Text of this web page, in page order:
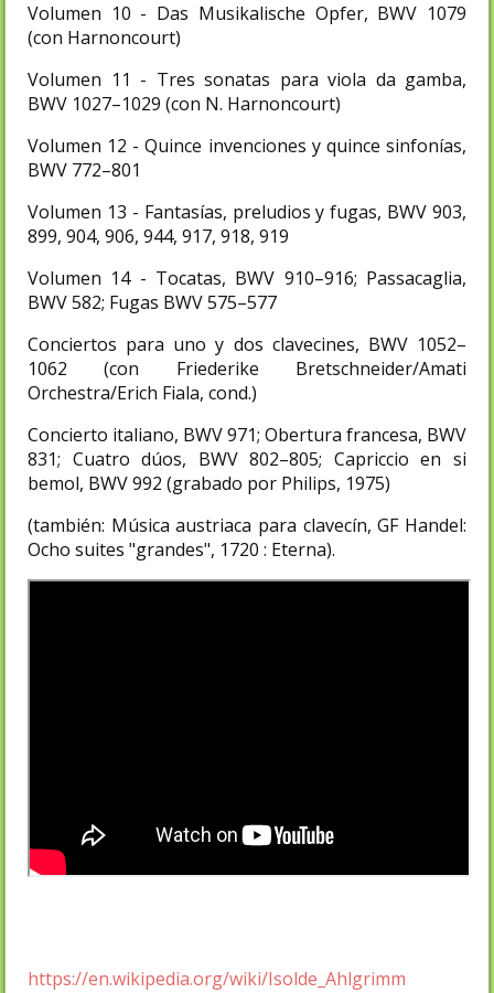
Volumen 10 - Das Musikalische Opfer, BWV 1079
(con Harnoncourt)
Volumen 11 - Tres sonatas para viola da gamba,
BWV 1027–1029 (con N. Harnoncourt)
Volumen 12 - Quince invenciones y quince sinfonías,
BWV 772–801
Volumen 13 - Fantasías, preludios y fugas, BWV 903,
899, 904, 906, 944, 917, 918, 919
Volumen 14 - Tocatas, BWV 910–916; Passacaglia,
BWV 582; Fugas BWV 575–577
Conciertos para uno y dos clavecines, BWV 1052–
1062 (con Friederike Bretschneider/Amati
Orchestra/Erich Fiala, cond.)
Concierto italiano, BWV 971; Obertura francesa, BWV
831; Cuatro dúos, BWV 802–805; Capriccio en si
bemol, BWV 992 (grabado por Philips, 1975)
(también: Música austriaca para clavecín, GF Handel:
Ocho suites "grandes", 1720 : Eterna).
https://en.wikipedia.org/wiki/Isolde_Ahlgrimm